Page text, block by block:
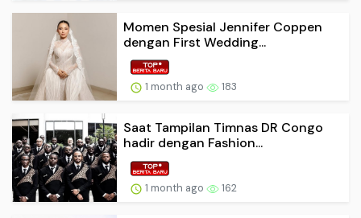
Momen Spesial Jennifer Coppen
dengan First Wedding...
1 month ago 183
Saat Tampilan Timnas DR Congo
hadir dengan Fashion...
1 month ago 162